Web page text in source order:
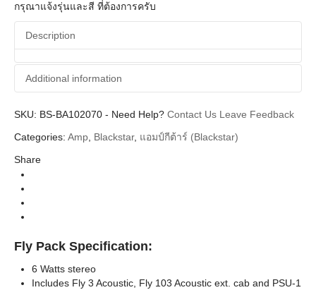
กรุณาแจ้งรุ่นและสี ที่ต้องการครับ
Description
Additional information
Additional information
Brands Blackstar
SKU: BS-BA102070 - Need Help? Contact Us Leave Feedback
Categories: Amp Blackstar, แอมป์กีต้าร์ (Blackstar)
Share
Fly Pack Specification:
6 Watts stereo
Includes Fly 3 Acoustic, Fly 103 Acoustic ext. cab and PSU-1